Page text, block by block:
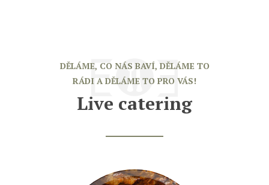
DĚLÁME, CO NÁS BAVÍ, DĚLÁME TO
RÁDI A DĚLÁME TO PRO VÁS!
Live catering